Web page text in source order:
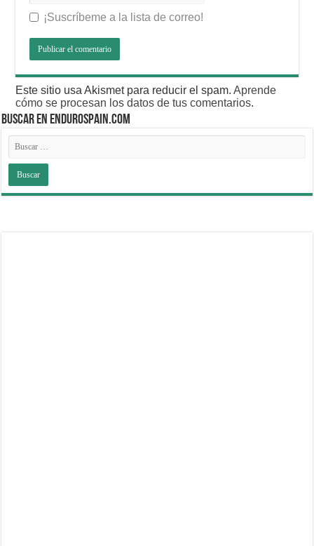
¡Suscríbeme a la lista de correo!
Este sitio usa Akismet para reducir el spam.Aprende
cómo se procesan los datos de tus comentarios.
BUSCAR EN ENDUROSPAIN.COM